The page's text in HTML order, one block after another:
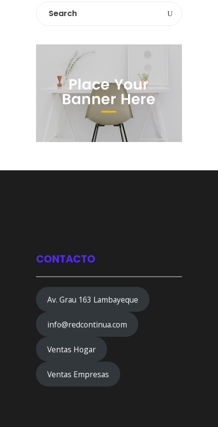
CONTACTO
Av. Grau 163 Lambayeque
info@redcontinua.com
Ventas Hogar
Ventas Empresas